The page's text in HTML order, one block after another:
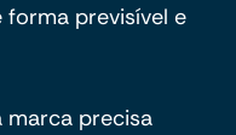
previsível e
marca precisa